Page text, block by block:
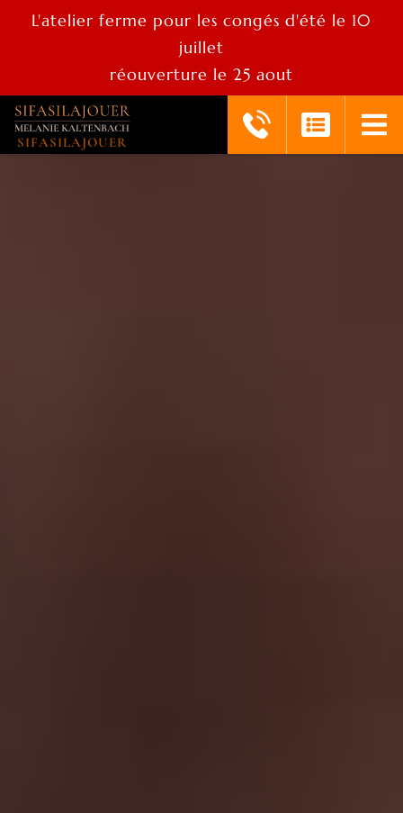
L'atelier ferme pour les congés d'été le 10
juillet
réouverture le 25 aout
SIFASILAJOUER